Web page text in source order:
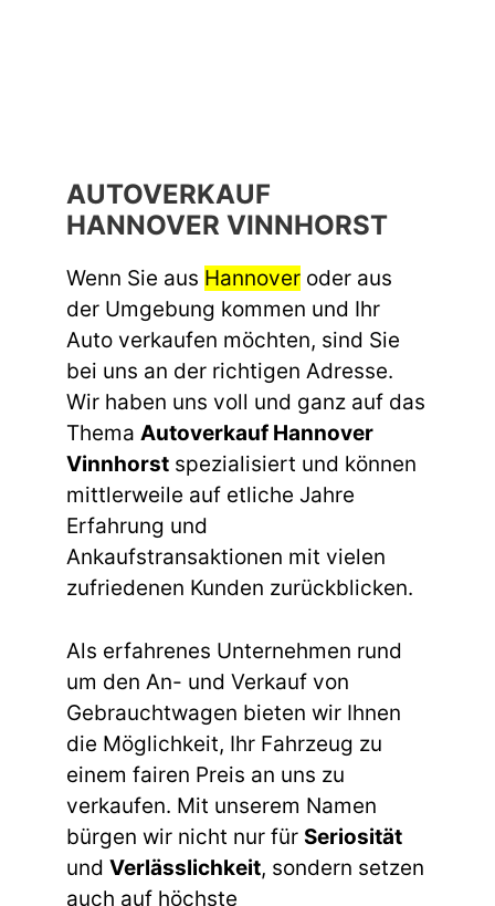
AUTOVERKAUF
HANNOVER VINNHORST
Wenn Sie aus Hannover oder aus
der Umgebung kommen und Ihr
Auto verkaufen möchten, sind Sie
bei uns an der richtigen Adresse.
Wir haben uns voll und ganz auf das
Thema Autoverkauf Hannover
Vinnhorst spezialisiert und können
mittlerweile auf etliche Jahre
Erfahrung und
Ankaufstransaktionen mit vielen
zufriedenen Kunden zurückblicken.
Als erfahrenes Unternehmen rund
um den An- und Verkauf von
Gebrauchtwagen bieten wir Ihnen
die Möglichkeit, Ihr Fahrzeug zu
einem fairen Preis an uns zu
verkaufen. Mit unserem Namen
bürgen wir nicht nur für Seriosität
und Verlässlichkeit, sondern setzen
auch auf höchste